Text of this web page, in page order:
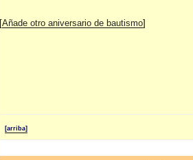
[Añade otro aniversario de bautismo]
[arriba]